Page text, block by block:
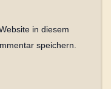
in diesem
speichern.